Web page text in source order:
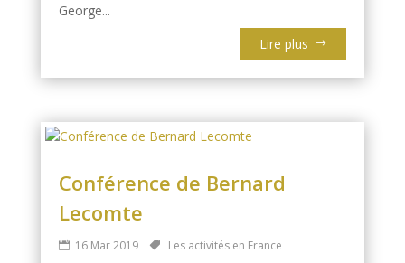
George...
Lire plus
Conférence de Bernard
Lecomte
16 Mar 2019 Les activités en France